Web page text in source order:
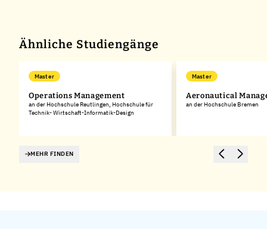
Ähnliche Studiengänge
Master
Operations Management
an der Hochschule Reutlingen, Hochschule für
Technik- Wirtschaft-Informatik-Design
Master
Aeronautical
an der Hochschule Bremen
MEHR FINDEN